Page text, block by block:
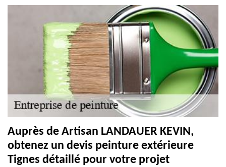
Auprès de Artisan LANDAUER KEVIN,
obtenez un devis peinture extérieure
Tignes détaillé pour votre projet